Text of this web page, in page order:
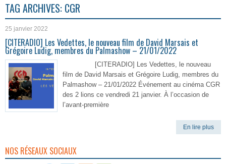
TAG ARCHIVES: CGR
25 janvier 2022
[CITERADIO] Les Vedettes, le nouveau film de David Marsais et
Grégoire Ludig, membres du Palmashow – 21/01/2022
[CITERADIO] Les Vedettes, le nouveau
film de David Marsais et Grégoire Ludig, membres du
Palmashow – 21/01/2022 Événement au cinéma CGR
des 2 lions ce vendredi 21 janvier. À l’occasion de
l’avant-première
En lire plus
NOS RÉSEAUX SOCIAUX